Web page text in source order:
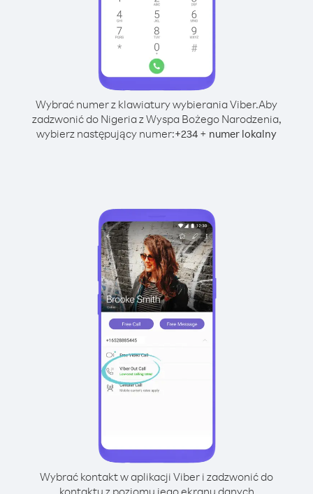
Wybrać numer z klawiatury wybierania Viber.Aby
zadzwonić do Nigeria z Wyspa Bożego Narodzenia,
wybierz następujący numer:+234 + numer lokalny
Wybrać kontakt w aplikacji Viber i zadzwonić do
kontaktu z poziomu jego ekranu danych